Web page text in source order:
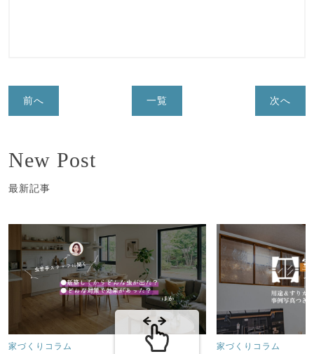
前へ 一覧 次へ
New Post
最新記事
家づくりコラム 家づくりコラム